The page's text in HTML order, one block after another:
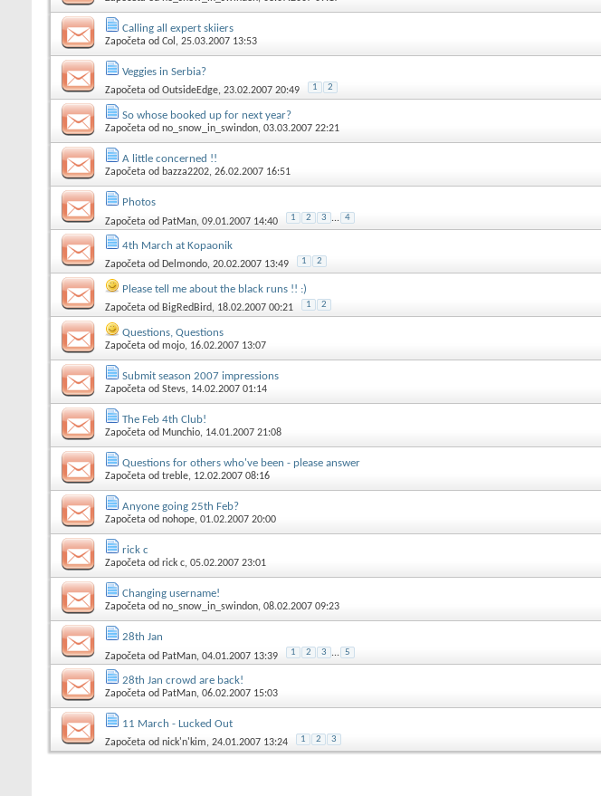
Calling all expert skiiers
Započeta od Col , 25.03.2007 13:53
Veggies in Serbia?
Započeta od OutsideEdge, 23.02.2007 20:49 1 2
So whose booked up for next year?
Započeta od no_snow_in_swindon, 03.03.2007 22:21
A little concerned !!
Započeta od bazza2202, 26.02.2007 16:51
Photos
Započeta od PatMan, 09.01.2007 14:40 1 2 3 ... 4
4th March at Kopaonik
Započeta od Delmondo, 20.02.2007 13:49 1 2
Please tell me about the black runs !! :)
Započeta od BigRedBird, 18.02.2007 00:21 1 2
Questions, Questions
Započeta od mojo, 16.02.2007 13:07
Submit season 2007 impressions
Započeta od Stevs, 14.02.2007 01:14
The Feb 4th Club!
Započeta od Munchio, 14.01.2007 21:08
Questions for others who've been - please answer
Započeta od treble, 12.02.2007 08:16
Anyone going 25th Feb?
Započeta od nohope, 01.02.2007 20:00
rick c
Započeta od rick c, 05.02.2007 23:01
Changing username!
Započeta od no_snow_in_swindon, 08.02.2007 09:23
28th Jan
Započeta od PatMan, 04.01.2007 13:39 1 2 3 ... 5
28th Jan crowd are back!
Započeta od PatMan, 06.02.2007 15:03
11 March - Lucked Out
Započeta od nick'n'kim, 24.01.2007 13:24 1 2 3